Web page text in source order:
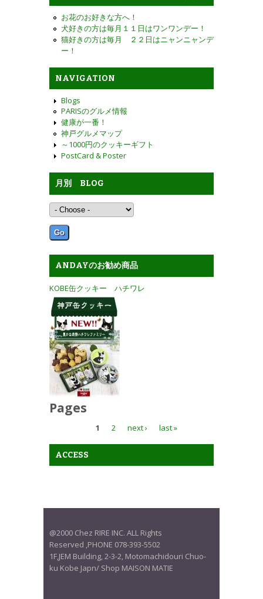
お花のお好きな方へ！
犬好きの方は毎月１１日はワンワンデー！
猫好きの方は毎月 ２２日はニャンニャンデ
ー！
NAVIGATION
Blogs
PARISのグルメ情報
健康が一番！
神戸グルメマップ
～1000円のクッキーギフト
PostCard & Poster
月別 BLOG
ANDAYのお勧め商品
KOBE缶クッキー ハチワレ
Pages
1 2 next › last »
ACCESS
@2000 Chez RIRE INC. ALL Rights
Reserved ,PHONE 078-393-5502
1F,JEM Building, 2-3-2, Motomachidouri Chuo-
ku Kobe Japn/ Shop MAISON MATIE